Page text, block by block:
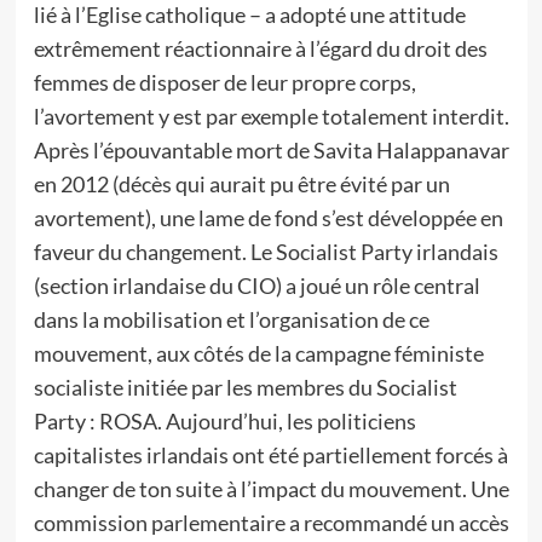
lié à l’Eglise catholique – a adopté une attitude
extrêmement réactionnaire à l’égard du droit des
femmes de disposer de leur propre corps,
l’avortement y est par exemple totalement interdit.
Après l’épouvantable mort de Savita Halappanavar
en 2012 (décès qui aurait pu être évité par un
avortement), une lame de fond s’est développée en
faveur du changement. Le Socialist Party irlandais
(section irlandaise du CIO) a joué un rôle central
dans la mobilisation et l’organisation de ce
mouvement, aux côtés de la campagne féministe
socialiste initiée par les membres du Socialist
Party : ROSA. Aujourd’hui, les politiciens
capitalistes irlandais ont été partiellement forcés à
changer de ton suite à l’impact du mouvement. Une
commission parlementaire a recommandé un accès